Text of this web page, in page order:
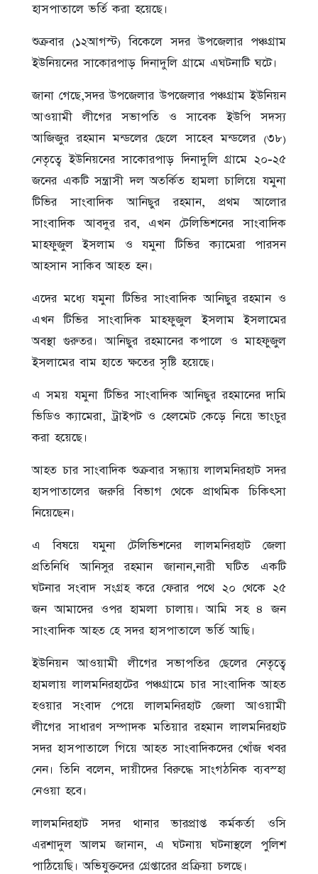
হাসপাতালে ভর্তি করা হয়েছে।
শুক্রবার (১২আগস্ট) বিকেলে সদর উপজেলার পঞ্চগ্রাম
ইউনিয়নের সাকোরপাড় দিনাদুলি গ্রামে এঘটনাটি ঘটে।
জানা গেছে,সদর উপজেলার উপজেলার পঞ্চগ্রাম ইউনিয়ন
আওয়ামী লীগের সভাপতি ও সাবেক ইউপি সদস্য
আজিজুর রহমান মন্ডলের ছেলে সাহেব মন্ডলের (৩৮)
নেতৃত্বে ইউনিয়নের সাকোরপাড় দিনাদুলি গ্রামে ২০-২৫
জনের একটি সন্ত্রাসী দল অতর্কিত হামলা চালিয়ে যমুনা
টিভির সাংবাদিক আনিছুর রহমান, প্রথম আলোর
সাংবাদিক আবদুর রব, এখন টেলিভিশনের সাংবাদিক
মাহফুজুল ইসলাম ও যমুনা টিভির ক্যামেরা পারসন
আহসান সাকিব আহত হন।
এদের মধ্যে যমুনা টিভির সাংবাদিক আনিছুর রহমান ও
এখন টিভির সাংবাদিক মাহফুজুল ইসলাম ইসলামের
অবস্থা গুরুতর। আনিছুর রহমানের কপালে ও মাহফুজুল
ইসলামের বাম হাতে ক্ষতের সৃষ্টি হয়েছে।
এ সময় যমুনা টিভির সাংবাদিক আনিছুর রহমানের দামি
ভিডিও ক্যামেরা, ট্রাইপট ও হেলমেট কেড়ে নিয়ে ভাংচুর
করা হয়েছে।
আহত চার সাংবাদিক শুক্রবার সন্ধ্যায় লালমনিরহাট সদর
হাসপাতালের জরুরি বিভাগ থেকে প্রাথমিক চিকিৎসা
নিয়েছেন।
এ বিষয়ে যমুনা টেলিভিশনের লালমনিরহাট জেলা
প্রতিনিধি আনিসুর রহমান জানান,নারী ঘটিত একটি
ঘটনার সংবাদ সংগ্রহ করে ফেরার পথে ২০ থেকে ২৫
জন আমাদের ওপর হামলা চালায়। আমি সহ ৪ জন
সাংবাদিক আহত হে সদর হাসপাতালে ভর্তি আছি।
ইউনিয়ন আওয়ামী লীগের সভাপতির ছেলের নেতৃত্বে
হামলায় লালমনিরহাটের পঞ্চগ্রামে চার সাংবাদিক আহত
হওয়ার সংবাদ পেয়ে লালমনিরহাট জেলা আওয়ামী
লীগের সাধারণ সম্পাদক মতিয়ার রহমান লালমনিরহাট
সদর হাসপাতালে গিয়ে আহত সাংবাদিকদের খোঁজ খবর
নেন। তিনি বলেন, দায়ীদের বিরুদ্ধে সাংগঠনিক ব্যবস্হা
নেওয়া হবে।
লালমনিরহাট সদর থানার ভারপ্রাপ্ত কর্মকর্তা ওসি
এরশাদুল আলম জানান, এ ঘটনায় ঘটনাস্থলে পুলিশ
পাঠিয়েছি। অভিযুক্তদের গ্রেপ্তারের প্রক্রিয়া চলছে।